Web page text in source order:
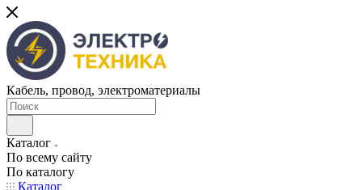
Кабель, провод, электроматериалы
Каталог
По всему сайту
По каталогу
Каталог